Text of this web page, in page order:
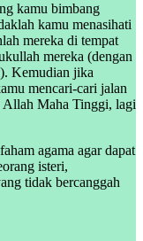
kamu bimbang
kamu menasihati
mereka di tempat
mereka (dengan
Kemudian jika
mencari-cari jalan
Allah Maha Tinggi, lagi
agama agar dapat
isteri,
tidak bercanggah